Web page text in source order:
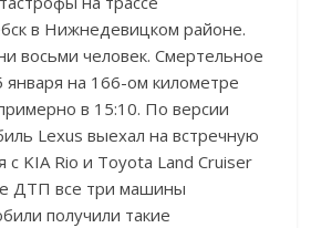
в Нижнедевицком районе.
восьми человек. Смертельное
на 166-ом километре
в 15:10. По версии
Lexus выехал на встречную
с KIA Rio и Toyota Land Cruiser
ДТП все три машины
получили такие